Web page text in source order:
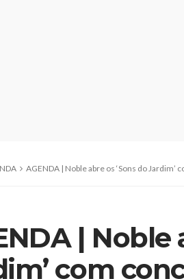
AGENDA | Noble abre os ‘Sons do
| Noble
com